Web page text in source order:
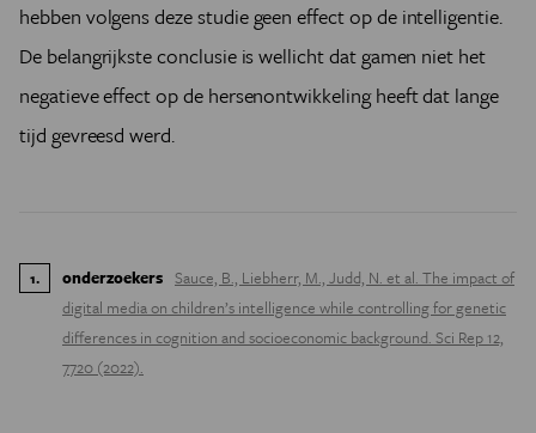
hebben volgens deze studie geen effect op de intelligentie.
De belangrijkste conclusie is wellicht dat gamen niet het
negatieve effect op de hersenontwikkeling heeft dat lange
tijd gevreesd werd.
1. onderzoekers Sauce, B., Liebherr, M., Judd, N. et al. The impact of
digital media on children’s intelligence while controlling for genetic
differences in cognition and socioeconomic background. Sci Rep 12,
7720 (2022).